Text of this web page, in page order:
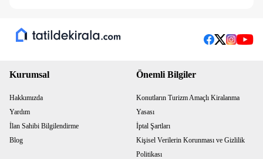
Kurumsal
Hakkımızda
Yardım
İlan Sahibi Bilgilendirme
Blog
Önemli Bilgiler
Konutların Turizm Amaçlı Kiralanma
Yasası
İptal Şartları
Kişisel Verilerin Korunması ve Gizlilik
Politikası